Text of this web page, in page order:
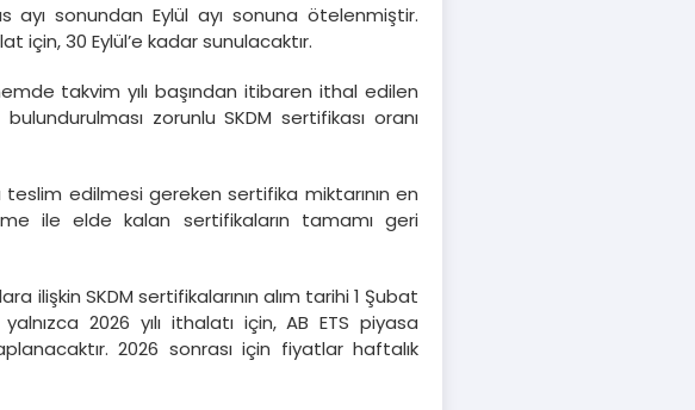
ayı sonundan Eylül ayı sonuna ötelenmiştir.
için, 30 Eylül’e kadar sunulacaktır.
takvim yılı başından itibaren ithal edilen
zorunlu SKDM sertifikası oranı
edilmesi gereken sertifika miktarının en
ile elde kalan sertifikaların tamamı geri
ilişkin SKDM sertifikalarının alım tarihi 1 Şubat
2026 yılı ithalatı için, AB ETS piyasa
2026 sonrası için fiyatlar haftalık